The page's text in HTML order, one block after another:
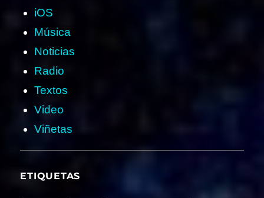
iOS
Música
Noticias
Radio
Textos
Video
Viñetas
ETIQUETAS